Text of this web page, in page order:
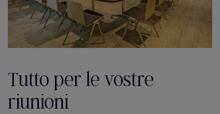
Tutto per le vostre
riunioni